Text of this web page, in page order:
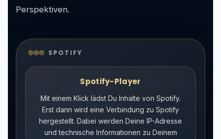
Perspektiven.
SPOTIFY
Spotify-Player
Mit einem Klick lädst Du Inhalte von Spotify.
Erst dann wird eine Verbindung zu Spotify
hergestellt. Dabei werden Deine IP-Adresse
und technische Informationen zu Deinem